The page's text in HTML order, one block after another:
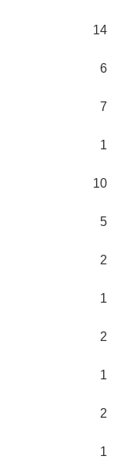
14
6
7
1
10
5
2
1
2
1
2
1